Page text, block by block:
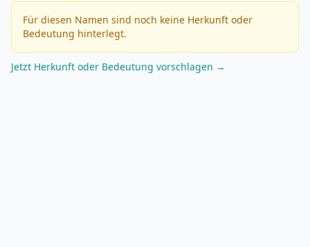
Für diesen Namen sind noch keine Herkunft oder
Bedeutung hinterlegt.
Jetzt Herkunft oder Bedeutung vorschlagen →